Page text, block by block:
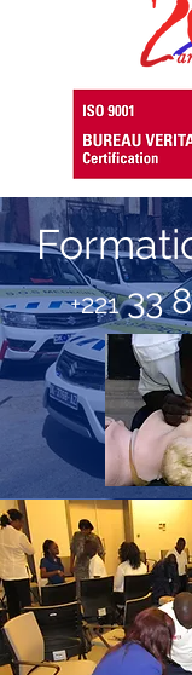
+221 33